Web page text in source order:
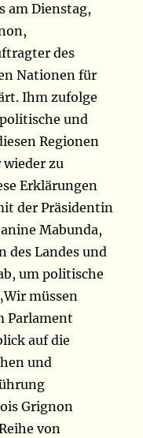
am Dienstag,
des
Nationen für
Ihm zufolge
und
Regionen
zu
Erklärungen
der Präsidentin
Mabunda,
des Landes und
um politische
müssen
Parlament
auf die
und
Grignon
von